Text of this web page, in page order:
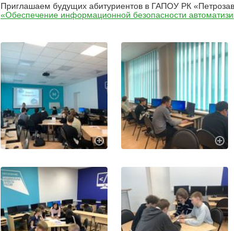
Приглашаем будущих абитуриентов в ГАПОУ РК
«Обеспечение информационной безопасности